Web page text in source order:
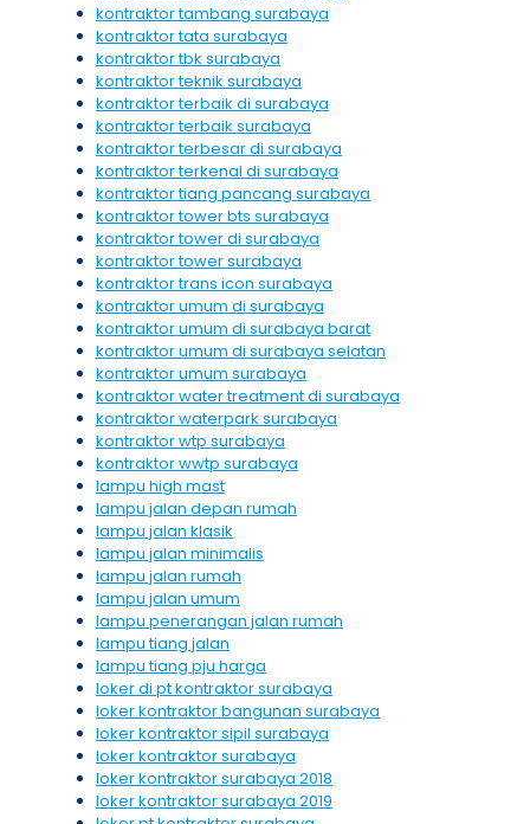
kontraktor tambang surabaya
kontraktor tata surabaya
kontraktor tbk surabaya
kontraktor teknik surabaya
kontraktor terbaik di surabaya
kontraktor terbaik surabaya
kontraktor terbesar di surabaya
kontraktor terkenal di surabaya
kontraktor tiang pancang surabaya
kontraktor tower bts surabaya
kontraktor tower di surabaya
kontraktor tower surabaya
kontraktor trans icon surabaya
kontraktor umum di surabaya
kontraktor umum di surabaya barat
kontraktor umum di surabaya selatan
kontraktor umum surabaya
kontraktor water treatment di surabaya
kontraktor waterpark surabaya
kontraktor wtp surabaya
kontraktor wwtp surabaya
lampu high mast
lampu jalan depan rumah
lampu jalan klasik
lampu jalan minimalis
lampu jalan rumah
lampu jalan umum
lampu penerangan jalan rumah
lampu tiang jalan
lampu tiang pju harga
loker di pt kontraktor surabaya
loker kontraktor bangunan surabaya
loker kontraktor sipil surabaya
loker kontraktor surabaya
loker kontraktor surabaya 2018
loker kontraktor surabaya 2019